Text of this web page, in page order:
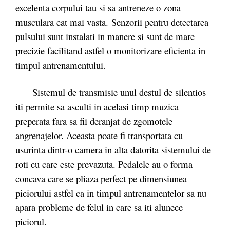
excelenta corpului tau si sa antreneze o zona
musculara cat mai vasta. Senzorii pentru detectarea
pulsului sunt instalati in manere si sunt de mare
precizie facilitand astfel o monitorizare eficienta in
timpul antrenamentului.
Sistemul de transmisie unul destul de silentios
iti permite sa asculti in acelasi timp muzica
preperata fara sa fii deranjat de zgomotele
angrenajelor. Aceasta poate fi transportata cu
usurinta dintr-o camera in alta datorita sistemului de
roti cu care este prevazuta. Pedalele au o forma
concava care se pliaza perfect pe dimensiunea
piciorului astfel ca in timpul antrenamentelor sa nu
apara probleme de felul in care sa iti alunece
piciorul.